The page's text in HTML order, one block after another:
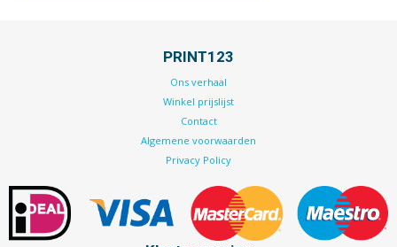
PRINT123
Ons verhaal
Winkel prijslijst
Contact
Algemene voorwaarden
Privacy Policy